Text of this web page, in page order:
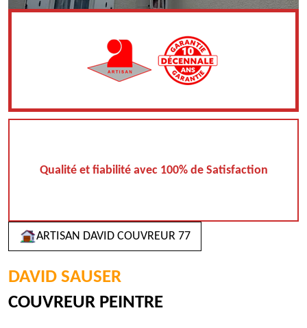
Qualité et fiabilité avec 100% de Satisfaction
ARTISAN DAVID COUVREUR 77
DAVID SAUSER
COUVREUR PEINTRE